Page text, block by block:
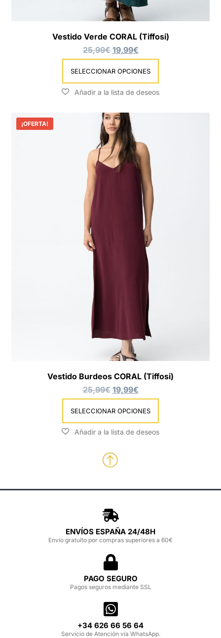
Vestido Verde CORAL (Tiffosi)
25,99€ 19,99€
SELECCIONAR OPCIONES
¡OFERTA!
Vestido Burdeos CORAL (Tiffosi)
25,99€ 19,99€
SELECCIONAR OPCIONES
ENVÍOS ESPAÑA 24/48H
Envío gratuito por compras superiores a 60€
PAGO SEGURO
Pagos seguros mediante SSL
‪+34 626 66 56 64‬
Servicio de Atención vía WhatsApp.